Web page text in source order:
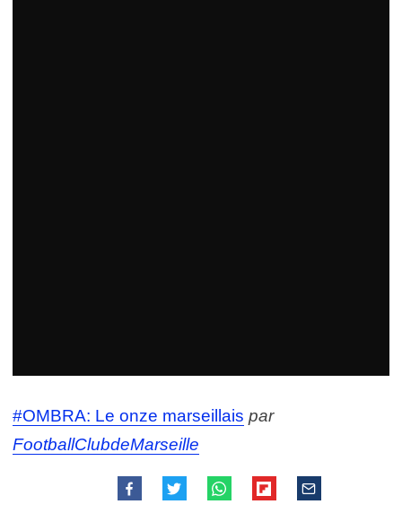
#OMBRA: Le onze marseillais par
FootballClubdeMarseille